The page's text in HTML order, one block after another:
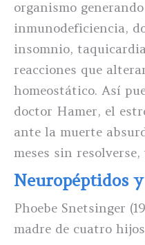
organismo
inmunodeficiencia,
insomnio,
reacciones que
homeostático. Así
doctor Hamer, el
ante la muerte
meses sin
Neuropéptidos
Phoebe Snetsinger
madre de cuatro